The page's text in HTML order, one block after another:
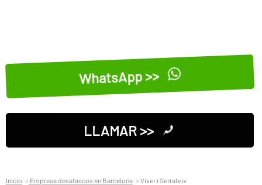
WhatsApp >>
LLAMAR >>
Inicio Empresa desatascos en Barcelona Viver i Serrateix